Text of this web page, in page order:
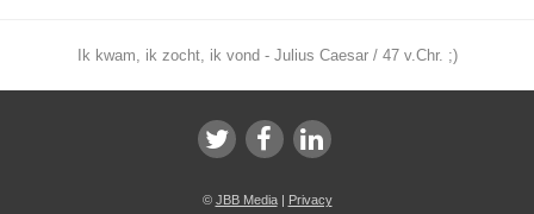
Ik kwam, ik zocht, ik vond - Julius Caesar / 47 v.Chr. ;)
© JBB Media| Privacy